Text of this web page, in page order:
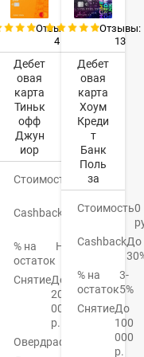
руб.
30%
Отзывы:
4
Дебет
овая
карта
Тиньк
офф
Джун
иор
Стоимость
руб.
Cashback
% на
остаток
Нет
СнятиеДо
20
000
р.
Овердрафт
Отзывы:
13
Дебет
овая
карта
Хоум
Креди
т
Банк
Поль
за
Стоимость0
CashbackДо
% на
остаток
3-
5%
СнятиеДо
100
000
р.